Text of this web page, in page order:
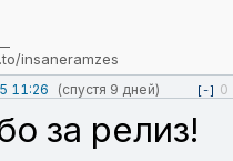
insaneramzes
11:26 (спустя 9 дней) [-] 0
за релиз!